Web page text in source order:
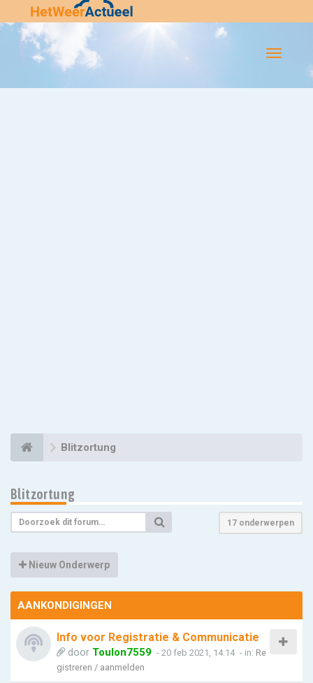
Flip-
Blitzortung
Blitzortung
17 onderwerpen
Nieuw Onderwerp
AANKONDIGINGEN
Info voor Registratie & Communicatie
door Toulon7559 - 20 feb 2021, 14:14 - in: Re
gistreren / aanmelden